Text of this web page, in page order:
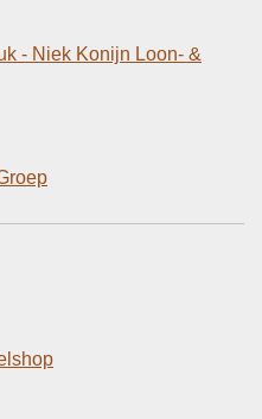
- Niek Konijn Loon- &